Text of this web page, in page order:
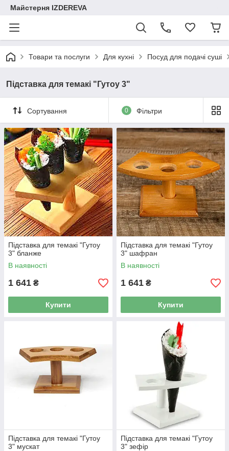
Майстерня IZDEREVA
Товари та послуги Для кухні Посуд для подачі суші
Підставка для темакі "Гутоу 3"
Сортування 0 Фільтри
Підставка для темакі "Гутоу
3" бланже
В наявності
1 641 ₴
Купити
Підставка для темакі "Гутоу
3" шафран
В наявності
1 641 ₴
Купити
Підставка для темакі "Гутоу
3" мускат
Підставка для темакі "Гутоу
3" зефір